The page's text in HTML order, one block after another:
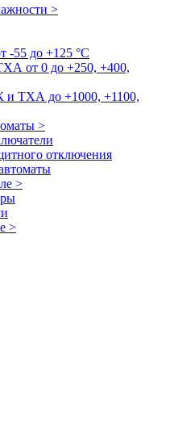
>
-55 до +125 °С
от 0 до +250, +400,
ТХА до +1000, +1100,
>
отключения
>
>